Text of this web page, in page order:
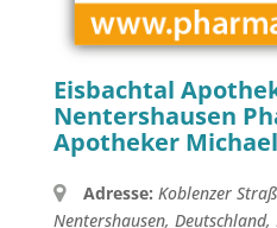
Eisbachtal
Nentershausen
Apotheker
Adresse: Koblenzer
Nentershausen, Deutschland,